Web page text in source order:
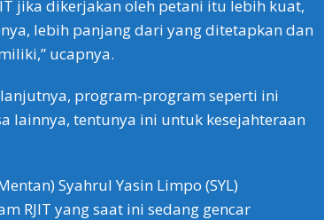
jika dikerjakan oleh petani itu lebih kuat,
lebih panjang dari yang ditetapkan dan
ucapnya.
program-program seperti ini
lainnya, tentunya ini untuk kesejahteraan
Syahrul Yasin Limpo (SYL)
RJIT yang saat ini sedang gencar